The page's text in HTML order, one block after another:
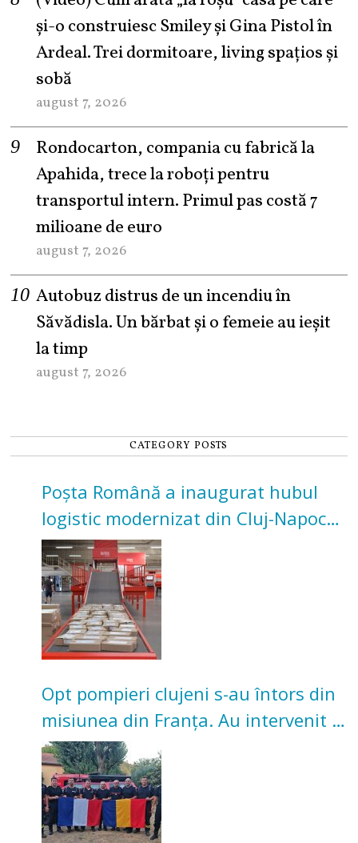
şi-o construiesc Smiley şi Gina Pistol în
Ardeal. Trei dormitoare, living spațios și
sobă
august 7, 2026
Rondocarton, compania cu fabrică la
Apahida, trece la roboți pentru
transportul intern. Primul pas costă 7
milioane de euro
august 7, 2026
Autobuz distrus de un incendiu în
Săvădisla. Un bărbat și o femeie au ieșit
la timp
august 7, 2026
CATEGORY POSTS
Poșta Română a inaugurat hubul
logistic modernizat din Cluj-Napoca.
Investiție de 3 milioane de euro
Opt pompieri clujeni s-au întors din
misiunea din Franța. Au intervenit la
incendii de vegetație și pădure